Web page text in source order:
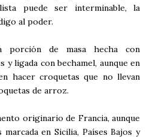
puede ser interminable, la
al poder.
porción de masa hecha con
ligada con bechamel, aunque en
hacer croquetas que no llevan
de arroz.
originario de Francia, aunque
en Sicilia, Países Bajos y